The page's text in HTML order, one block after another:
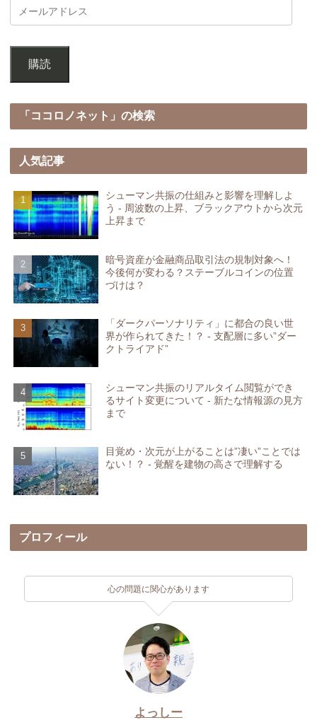
購読
「ココロノネット」の検索
人気記事
シューマン共振の仕組みと影響を理解しよ
う - 周波数の上昇、ブラックアウトから次元
上昇まで
暗号資産が金融商品取引法の規制対象へ！
今後何が変わる？ステーブルコインの位置
づけは？
「ダークパーソナリティ」に都合の良い世
界が作られてきた！？ - 支配層に多い”ダー
クトライアド”
シューマン共振のリアルタイム閲覧ができ
るサイト変更について - 新たな情報源の見方
まで
目覚め・次元が上がることは”凄い”ことでは
ない！？ - 覚醒を建物の高さで理解する
プロフィール
心の問題に関心があります
よっしー